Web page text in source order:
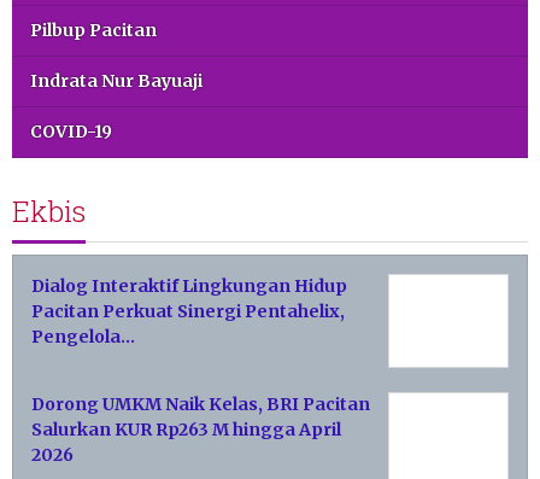
Pilbup Pacitan
Indrata Nur Bayuaji
COVID-19
Ekbis
Dialog Interaktif Lingkungan Hidup
Pacitan Perkuat Sinergi Pentahelix,
Pengelola…
Dorong UMKM Naik Kelas, BRI Pacitan
Salurkan KUR Rp263 M hingga April
2026